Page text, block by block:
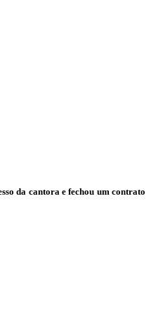
da cantora e fechou um contrato